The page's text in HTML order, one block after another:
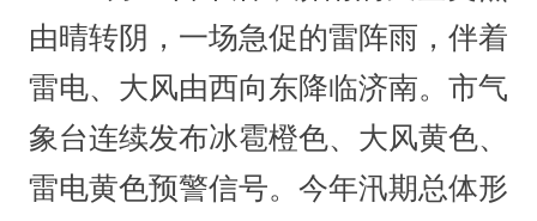
由晴转阴，一场急促的雷阵雨，伴着
雷电、大风由西向东降临济南。市气
象台连续发布冰雹橙色、大风黄色、
雷电黄色预警信号。今年汛期总体形